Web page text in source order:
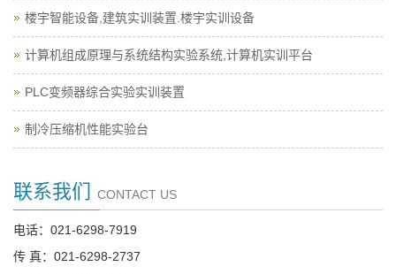
楼宇智能设备,建筑实训装置.楼宇实训设备
计算机组成原理与系统结构实验系统,计算机实训平台
PLC变频器综合实验实训装置
制冷压缩机性能实验台
联系我们 CONTACT US
电话：021-6298-7919
传 真：021-6298-2737